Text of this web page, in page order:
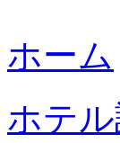
ホーム
ホテ